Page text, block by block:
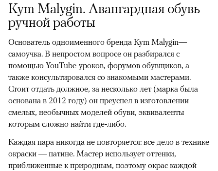
Kym Malygin. Авангардная обувь
ручной работы
Основатель одноименного бренда Kym Malygin—
самоучка. В непростом вопросе он разбирался с
помощью YouTube-уроков, форумов обувщиков, а
также консультировался со знакомыми мастерами.
Стоит отдать должное, за несколько лет (марка была
основана в 2012 году) он преуспел в изготовлении
смелых, необычных моделей обуви, эквиваленты
которым сложно найти где-либо.
Каждая пара никогда не повторяется: все дело в технике
окраски — патине. Мастер использует оттенки,
приближенные к природным, поэтому окрас каждой